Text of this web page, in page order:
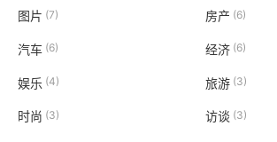
图片 (7) 房产 (6)
汽车 (6) 经济(6)
娱乐 (4) 旅游(3)
时尚 (3) 访谈 (3)